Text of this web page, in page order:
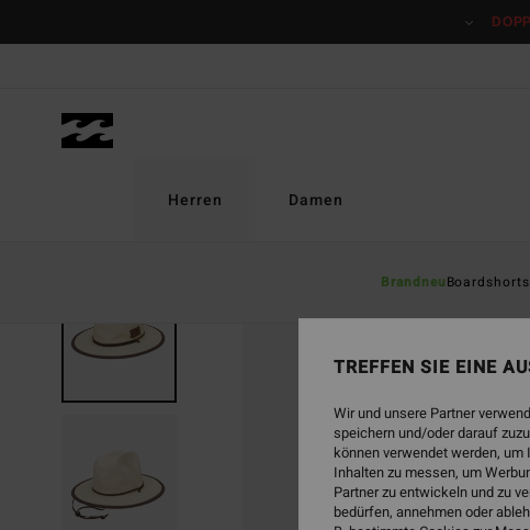
Herren
BrandneuBoardshorts
Damen
TREFFEN SIE EINE
Wir und unsere Partner
speichern und/oder darauf
können verwendet werden,
Inhalten zu messen, um
Partner zu entwickeln und zu
bedürfen, annehmen oder